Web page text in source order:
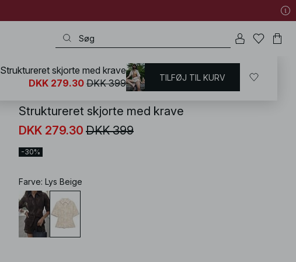
NA-KD / Sommertøj / Sommersæt
Struktureret skjorte med krave
DKK 279.30 DKK 399
-30%
Farve: Lys Beige
Struktureret skjorte med krave
DKK 279.30 DKK 399 TILFØJ TIL KURV